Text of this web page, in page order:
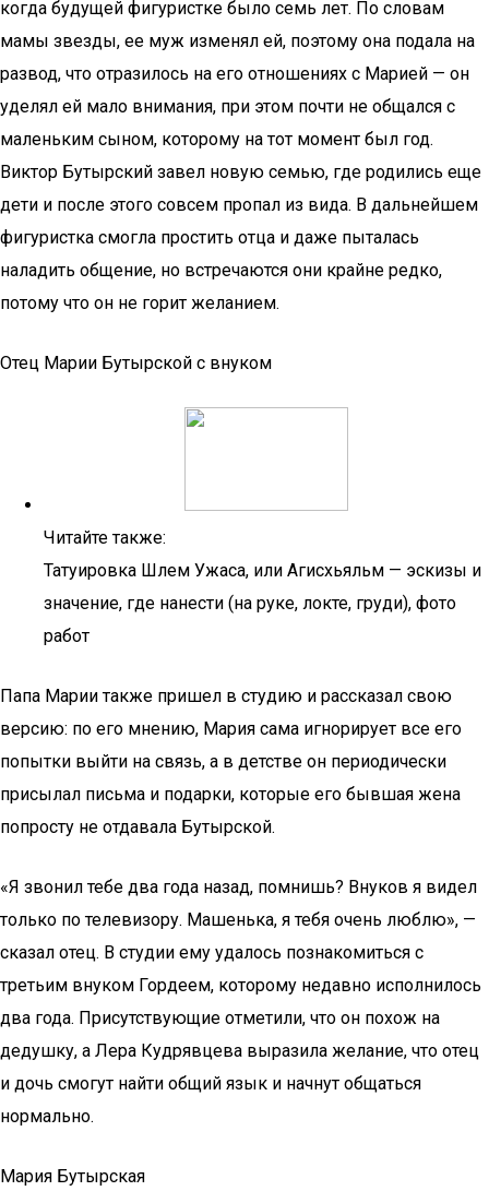
когда будущей фигуристке было семь лет. По словам
мамы звезды, ее муж изменял ей, поэтому она подала на
развод, что отразилось на его отношениях с Марией — он
уделял ей мало внимания, при этом почти не общался с
маленьким сыном, которому на тот момент был год.
Виктор Бутырский завел новую семью, где родились еще
дети и после этого совсем пропал из вида. В дальнейшем
фигуристка смогла простить отца и даже пыталась
наладить общение, но встречаются они крайне редко,
потому что он не горит желанием.
Отец Марии Бутырской с внуком
Читайте также:
Татуировка Шлем Ужаса, или Агисхьяльм — эскизы и
значение, где нанести (на руке, локте, груди), фото
работ
Папа Марии также пришел в студию и рассказал свою
версию: по его мнению, Мария сама игнорирует все его
попытки выйти на связь, а в детстве он периодически
присылал письма и подарки, которые его бывшая жена
попросту не отдавала Бутырской.
«Я звонил тебе два года назад, помнишь? Внуков я видел
только по телевизору. Машенька, я тебя очень люблю», —
сказал отец. В студии ему удалось познакомиться с
третьим внуком Гордеем, которому недавно исполнилось
два года. Присутствующие отметили, что он похож на
дедушку, а Лера Кудрявцева выразила желание, что отец
и дочь смогут найти общий язык и начнут общаться
нормально.
Мария Бутырская